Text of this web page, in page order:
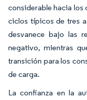
considerable hacia los
ciclos típicos de tres
desvanece bajo las
negativo, mientras
transición para los
de carga.
La confianza en la